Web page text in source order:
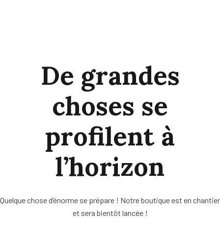
De grandes
choses se
profilent à
l’horizon
Quelque chose d’énorme se prépare ! Notre boutique est en chantier
et sera bientôt lancée !